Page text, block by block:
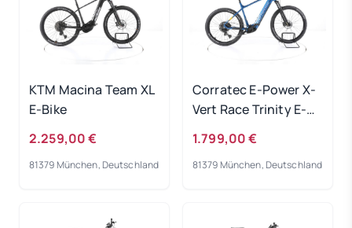
KTM Macina Team XL
E-Bike
2.259,00 €
81379 München, Deutschland
Corratec E-Power X-
Vert Race Trinity E-
1.799,00 €
81379 München, Deutschland